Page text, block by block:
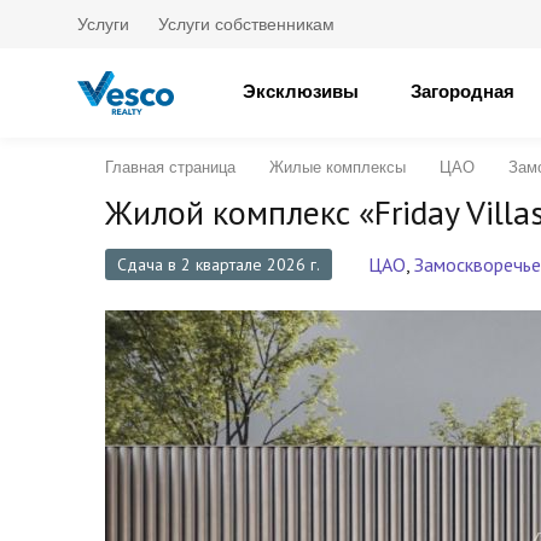
Услуги Услуги собственникам
Эксклюзивы Загородная
Главная страница Жилые комплексы ЦАО
Жилой комплекс «Friday
Сдача в 2 квартале 2026 г. ЦАО, Замоскворечье